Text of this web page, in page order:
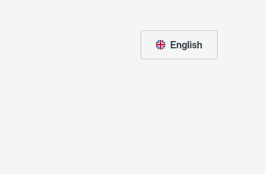
English